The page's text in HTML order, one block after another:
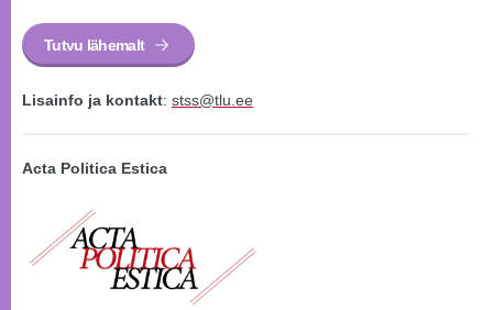
Tutvu lähemalt
Lisainfo ja kontakt: stss@tlu.ee
Acta Politica Estica